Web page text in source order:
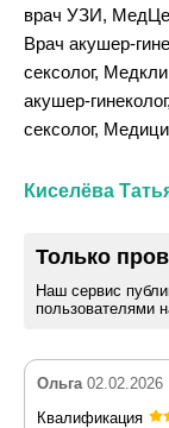
врач УЗИ,
Врач акушер-
сексолог,
акушер-
сексолог,
Киселёва
Только
Наш сервис
пользователями
Ольга 02.02.2026
Квалификация